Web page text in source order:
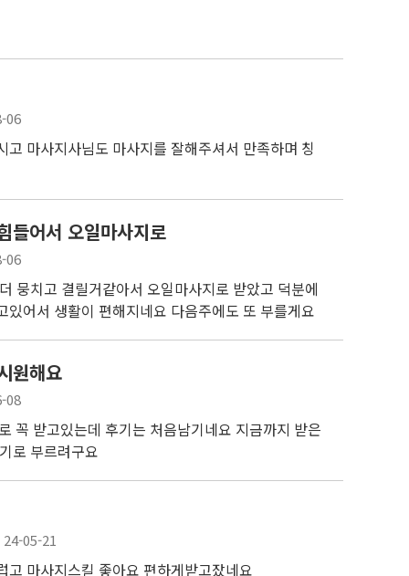
06
고 마사지사님도 마사지를 잘해주셔서 만족하며 칭
들어서 오일마사지로
06
뭉치고 결릴거같아서 오일마사지로 받았고 덕분에
있어서 생활이 편해지네요 다음주에도 또 부를게요
원해요
08
꼭 받고있는데 후기는 처음남기네요 지금까지 받은
로 부르려구요
24-05-21
고 마사지스킬 좋아요 편하게받고잤네요